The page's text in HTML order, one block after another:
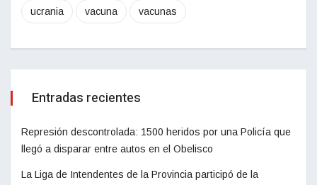
ucrania vacuna vacunas
Entradas recientes
Represión descontrolada: 1500 heridos por una Policía que
llegó a disparar entre autos en el Obelisco
La Liga de Intendentes de la Provincia participó de la